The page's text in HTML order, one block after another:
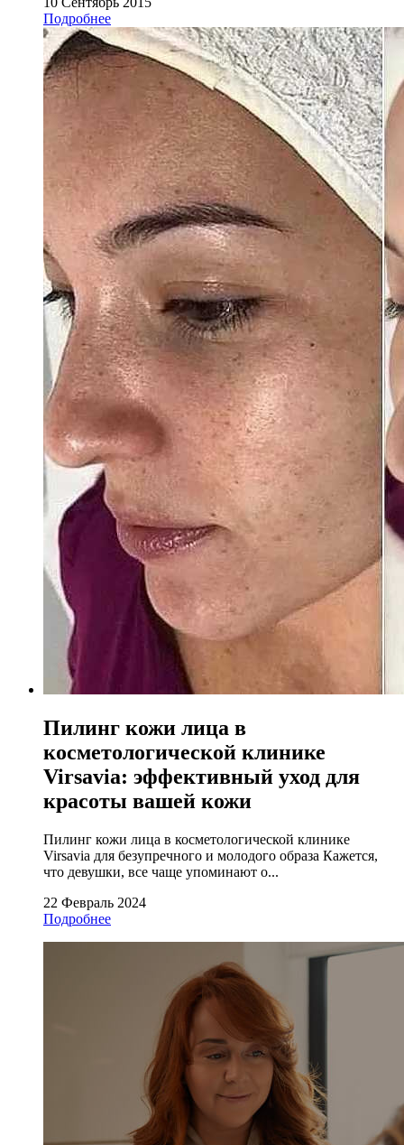
Подробнее
Пилинг кожи лица в
косметологической клинике
Virsavia: эффективный уход для
красоты вашей кожи
Пилинг кожи лица в косметологической клинике
Virsavia для безупречного и молодого образа Кажется,
что девушки, все чаще упоминают о...
22 Февраль 2024
Подробнее